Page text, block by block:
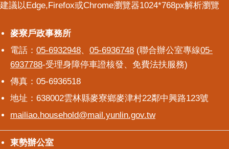
建議以Edge,Firefox或Chrome瀏覽器1024*768px解析瀏覽
麥寮戶政事務所
麥寮戶政事務所
電話： 05-6932948、 05-6936748 (聯合辦公室專線05-
6937788-受理身障停車證核發、免費法扶服務)
傳真：05-6936518
地址：638002雲林縣麥寮鄉麥津村22鄰中興路123號
mailiao.household@mail.yunlin.gov.tw
東勢辦公室
東勢辦公室